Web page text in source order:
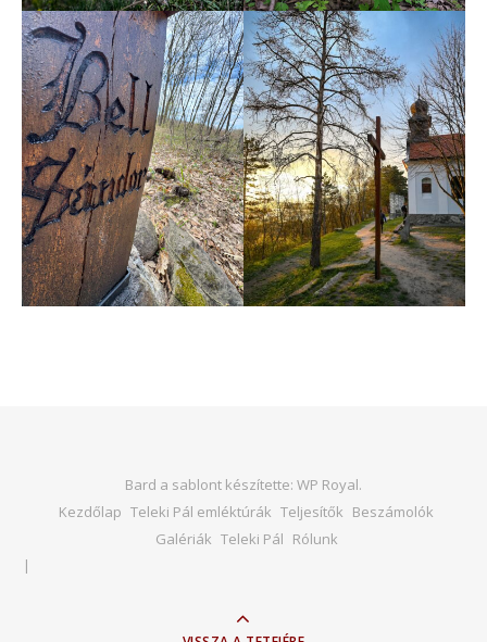
Bard a sablont készítette: WP Royal.
Kezdőlap Teleki Pál emléktúrák Teljesítők Beszámolók
Galériák Teleki Pál Rólunk